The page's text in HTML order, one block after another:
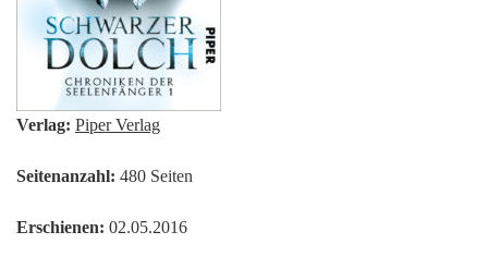
Verlag: Piper Verlag
Seitenanzahl: 480 Seiten
Erschienen: 02.05.2016